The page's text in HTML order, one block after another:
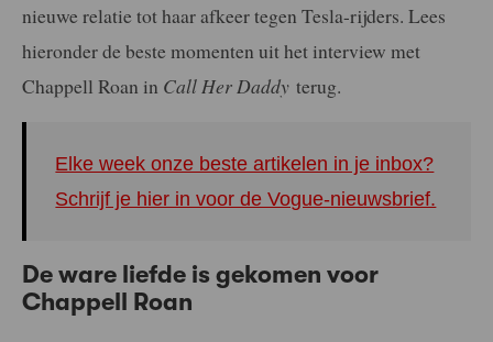
nieuwe relatie tot haar afkeer tegen Tesla-rijders. Lees
hieronder de beste momenten uit het interview met
Chappell Roan in Call Her Daddy terug.
Elke week onze beste artikelen in je inbox?
Schrijf je hier in voor de Vogue-nieuwsbrief.
De ware liefde is gekomen voor
Chappell Roan